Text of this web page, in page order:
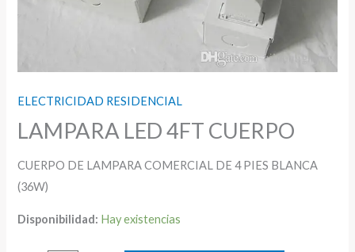
ELECTRICIDAD RESIDENCIAL
LAMPARA LED 4FT CUERPO
CUERPO DE LAMPARA COMERCIAL DE 4 PIES BLANCA
(36W)
Disponibilidad: Hay existencias